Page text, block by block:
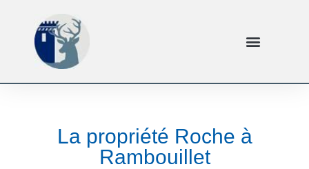
La propriété Roche à
Rambouillet